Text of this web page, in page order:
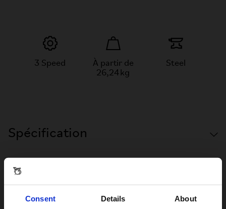
Consent Details About
3 Speed
À partir de
26,24 kg
Steel
Spécification